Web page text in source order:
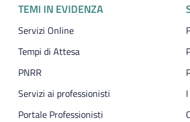
TEMI IN EVIDENZA
Servizi Online
Tempi di Attesa
PNRR
Servizi ai professionisti
Portale Professionisti